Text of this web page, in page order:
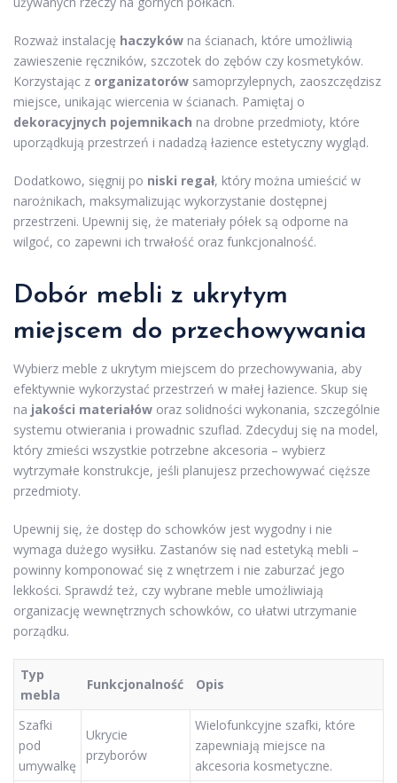
Rozważ instalację haczyków na ścianach, które umożliwią
zawieszenie ręczników, szczotek do zębów czy kosmetyków.
Korzystając z organizatorów samoprzylepnych, zaoszczędzisz
miejsce, unikając wiercenia w ścianach. Pamiętaj o
dekoracyjnych pojemnikach na drobne przedmioty, które
uporządkują przestrzeń i nadadzą łazience estetyczny wygląd.
Dodatkowo, sięgnij po niski regał, który można umieścić w
narożnikach, maksymalizując wykorzystanie dostępnej
przestrzeni. Upewnij się, że materiały półek są odporne na
wilgoć, co zapewni ich trwałość oraz funkcjonalność.
Dobór mebli z ukrytym
miejscem do przechowywania
Wybierz meble z ukrytym miejscem do przechowywania, aby
efektywnie wykorzystać przestrzeń w małej łazience. Skup się
na jakości materiałów oraz solidności wykonania, szczególnie
systemu otwierania i prowadnic szuflad. Zdecyduj się na model,
który zmieści wszystkie potrzebne akcesoria – wybierz
wytrzymałe konstrukcje, jeśli planujesz przechowywać cięższe
przedmioty.
Upewnij się, że dostęp do schowków jest wygodny i nie
wymaga dużego wysiłku. Zastanów się nad estetyką mebli –
powinny komponować się z wnętrzem i nie zaburzać jego
lekkości. Sprawdź też, czy wybrane meble umożliwiają
organizację wewnętrznych schowków, co ułatwi utrzymanie
porządku.
Typ
mebla
Funkcjonalność Opis
Szafki
pod
umywalkę
Ukrycie
przyborów
Wielofunkcyjne szafki, które
zapewniają miejsce na
akcesoria kosmetyczne.